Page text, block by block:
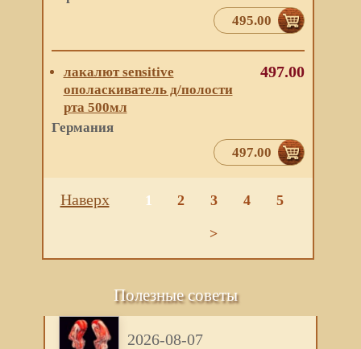
495.00
лакалют sensitive
ополаскиватель д/полости
рта 500мл
Германия
497.00
497.00
Наверх 1 2 3 4 5
>
Полезные советы
2026-08-07